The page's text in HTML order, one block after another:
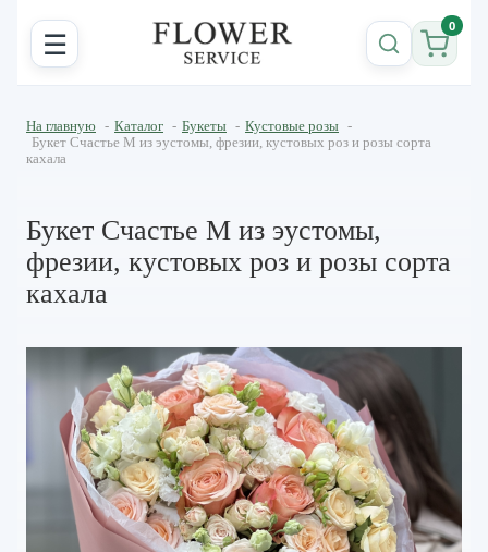
☰ 0
На главную - Каталог - Букеты - Кустовые розы -
Букет Счастье M из эустомы, фрезии, кустовых роз и розы сорта
кахала
Букет Счастье M из эустомы,
фрезии, кустовых роз и розы сорта
кахала